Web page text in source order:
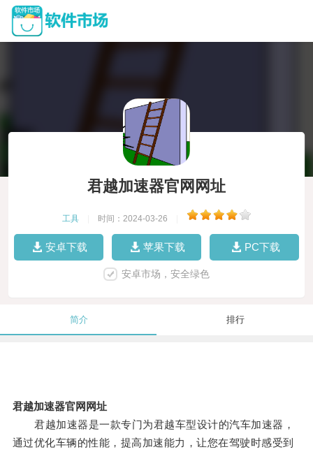
君越加速器官网网址
工具 时间：2024-03-26
安卓下载 苹果下载 PC下载
安卓市场，安全绿色
简介 排行
君越加速器官网网址
君越加速器是一款专门为君越车型设计的汽车加速器，
通过优化车辆的性能，提高加速能力，让您在驾驶时感受到